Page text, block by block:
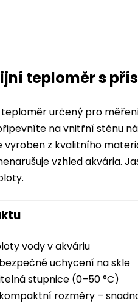
teploměr s
určený pro
na vnitřní stěnu
vyroben z kvalitního
vzhled akvária.
vody v akváriu
uchycení na skle
stupnice (0–50 °C)
rozměry –